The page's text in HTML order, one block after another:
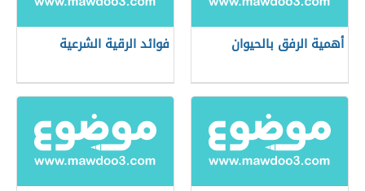
أهمية الرفق بالحيوان فوائد الرقية الشرعية